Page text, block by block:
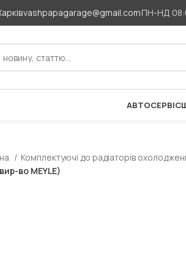
vashpapagarage@gmail.comПН-НД
АВТОСЕРВІС
Комплектуючі до радіаторів
во MEYLE)